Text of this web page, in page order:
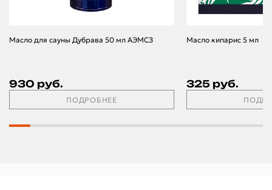
Масло для сауны Дубрава 50 мл АЭМСЗ
930 руб.
ПОДРОБНЕЕ
Масло кипарис 5 мл
325 руб.